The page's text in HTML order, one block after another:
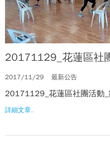
20171129_花蓮區社
2017/11/29 最新公告
20171129_花蓮區社團活動_
詳細文章..